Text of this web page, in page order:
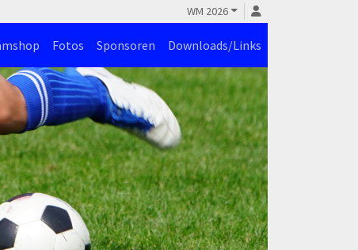
WM 2026
Fotos Sponsoren Downloads/Links